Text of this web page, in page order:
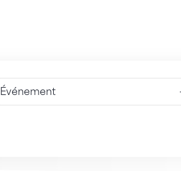
Événement